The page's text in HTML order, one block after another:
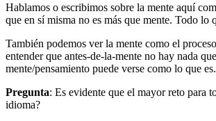
Hablamos o escribimos sobre la mente aquí
que en sí misma no es más que mente. Todo
También podemos ver la mente como el
entender que antes-de-la-mente no hay nada
mente/pensamiento puede verse como lo que
Pregunta: Es evidente que el mayor reto para
idioma?